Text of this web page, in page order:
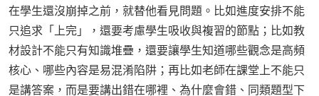
在學生還沒崩掉之前，就替他看見問題。比如進度安排不能
只追求「上完」，還要考慮學生吸收與複習的節點；比如教
材設計不能只有知識堆疊，還要讓學生知道哪些觀念是高頻
核心、哪些內容是易混淆陷阱；再比如老師在課堂上不能只
是講答案，而是要講出錯在哪裡、為什麼會錯、同類題型下